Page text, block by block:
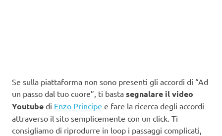
Se sulla piattaforma non sono presenti gli accordi di “Ad
un passo dal tuo cuore”, ti basta segnalare il video
Youtube di Enzo Principe e fare la ricerca degli accordi
attraverso il sito semplicemente con un click. Ti
consigliamo di riprodurre in loop i passaggi complicati,